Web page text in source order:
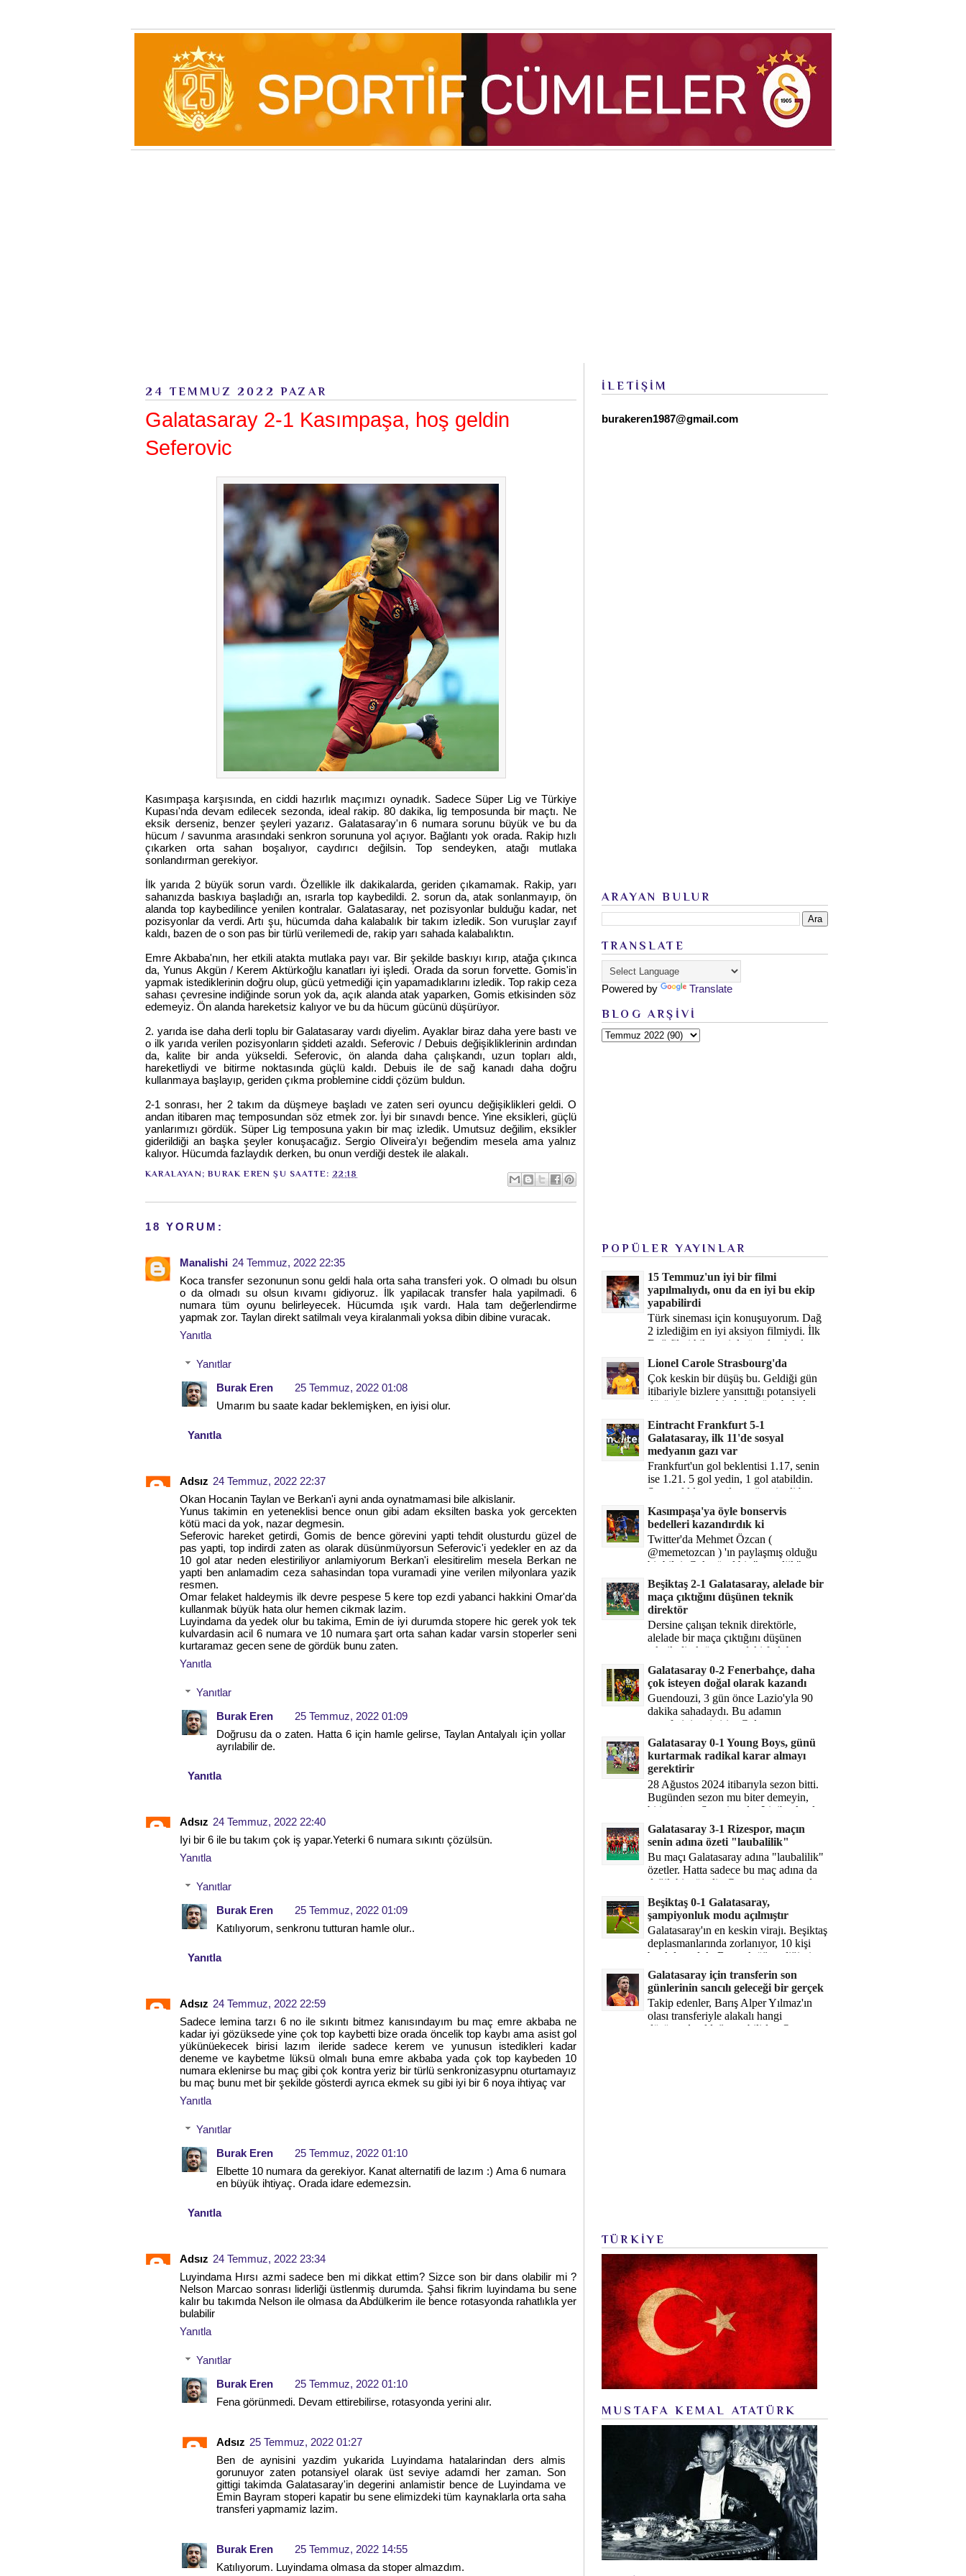
24 TEMMUZ 2022 PAZAR
Galatasaray 2-1 Kasımpaşa, hoş geldin
Seferovic
Kasımpaşa karşısında, en ciddi hazırlık maçımızı oynadık. Sadece Süper Lig ve Türkiye
Kupası'nda devam edilecek sezonda, ideal rakip. 80 dakika, lig temposunda bir maçtı. Ne
eksik derseniz, benzer şeyleri yazarız. Galatasaray'ın 6 numara sorunu büyük ve bu da
hücum / savunma arasındaki senkron sorununa yol açıyor. Bağlantı yok orada. Rakip hızlı
çıkarken orta sahan boşalıyor, caydırıcı değilsin. Top sendeyken, atağı mutlaka
sonlandırman gerekiyor.
İlk yarıda 2 büyük sorun vardı. Özellikle ilk dakikalarda, geriden çıkamamak. Rakip, yarı
sahanızda baskıya başladığı an, ısrarla top kaybedildi. 2. sorun da, atak sonlanmayıp, ön
alanda top kaybedilince yenilen kontralar. Galatasaray, net pozisyonlar bulduğu kadar, net
pozisyonlar da verdi. Artı şu, hücumda daha kalabalık bir takım izledik. Son vuruşlar zayıf
kaldı, bazen de o son pas bir türlü verilemedi de, rakip yarı sahada kalabalıktın.
Emre Akbaba'nın, her etkili atakta mutlaka payı var. Bir şekilde baskıyı kırıp, atağa çıkınca
da, Yunus Akgün / Kerem Aktürkoğlu kanatları iyi işledi. Orada da sorun forvette. Gomis'in
yapmak istediklerinin doğru olup, gücü yetmediği için yapamadıklarını izledik. Top rakip ceza
sahası çevresine indiğinde sorun yok da, açık alanda atak yaparken, Gomis etkisinden söz
edemeyiz. Ön alanda hareketsiz kalıyor ve bu da hücum gücünü düşürüyor.
2. yarıda ise daha derli toplu bir Galatasaray vardı diyelim. Ayaklar biraz daha yere bastı ve
o ilk yarıda verilen pozisyonların şiddeti azaldı. Seferovic / Debuis değişikliklerinin ardından
da, kalite bir anda yükseldi. Seferovic, ön alanda daha çalışkandı, uzun topları aldı,
hareketliydi ve bitirme noktasında güçlü kaldı. Debuis ile de sağ kanadı daha doğru
kullanmaya başlayıp, geriden çıkma problemine ciddi çözüm buldun.
2-1 sonrası, her 2 takım da düşmeye başladı ve zaten seri oyuncu değişiklikleri geldi. O
andan itibaren maç temposundan söz etmek zor. İyi bir sınavdı bence. Yine eksikleri, güçlü
yanlarımızı gördük. Süper Lig temposuna yakın bir maç izledik. Umutsuz değilim, eksikler
giderildiği an başka şeyler konuşacağız. Sergio Oliveira'yı beğendim mesela ama yalnız
kalıyor. Hücumda fazlaydık derken, bu onun verdiği destek ile alakalı.
KARALAYAN;BURAK EREN ŞU SAATTE: 22:18
18 YORUM:
Manalishi 24 Temmuz, 2022 22:35
Koca transfer sezonunun sonu geldi hala orta saha transferi yok. O olmadı bu olsun
o da olmadı su olsun kıvamı gidiyoruz. İlk yapilacak transfer hala yapilmadi. 6
numara tüm oyunu belirleyecek. Hücumda ışık vardı. Hala tam değerlendirme
yapmak zor. Taylan direkt satilmalı veya kiralanmali yoksa dibin dibine vuracak.
Yanıtla
Yanıtlar
Burak Eren
25 Temmuz, 2022 01:08
Umarım bu saate kadar beklemişken, en iyisi olur.
Yanıtla
Adsız 24 Temmuz, 2022 22:37
Okan Hocanin Taylan ve Berkan'i ayni anda oynatmamasi bile alkislanir.
Yunus takimin en yeteneklisi bence onun gibi adam eksilten baska yok gercekten
kötü maci da yok, nazar degmesin.
Seferovic hareket getirdi, Gomis de bence görevini yapti tehdit olusturdu güzel de
pas yapti, top indirdi zaten as olarak düsünmüyorsun Seferovic'i yedekler en az da
10 gol atar neden elestiriliyor anlamiyorum Berkan'i elesitirelim mesela Berkan ne
yapti ben anlamadim ceza sahasindan topa vuramadi yine verilen milyonlara yazik
resmen.
Omar felaket haldeymis ilk devre pespese 5 kere top ezdi yabanci hakkini Omar'da
kullanmak büyük hata olur hemen cikmak lazim.
Luyindama da yedek olur bu takima, Emin de iyi durumda stopere hic gerek yok tek
kulvardasin acil 6 numara ve 10 numara şart orta sahan kadar varsin stoperler seni
kurtaramaz gecen sene de gördük bunu zaten.
Yanıtla
Yanıtlar
Burak Eren
25 Temmuz, 2022 01:09
Doğrusu da o zaten. Hatta 6 için hamle gelirse, Taylan Antalyalı için yollar
ayrılabilir de.
Yanıtla
Adsız 24 Temmuz, 2022 22:40
Iyi bir 6 ile bu takım çok iş yapar.Yeterki 6 numara sıkıntı çözülsün.
Yanıtla
Yanıtlar
Burak Eren
25 Temmuz, 2022 01:09
Katılıyorum, senkronu tutturan hamle olur..
Yanıtla
Adsız 24 Temmuz, 2022 22:59
Sadece lemina tarzı 6 no ile sıkıntı bitmez kanısındayım bu maç emre akbaba ne
kadar iyi gözüksede yine çok top kaybetti bize orada öncelik top kaybı ama asist gol
yükünüekecek birisi lazım ileride sadece kerem ve yunusun istedikleri kadar
deneme ve kaybetme lüksü olmalı buna emre akbaba yada çok top kaybeden 10
numara eklenirse bu maç gibi çok kontra yeriz bir türlü senkronizasypnu oturtamayız
bu maç bunu met bir şekilde gösterdi ayrıca ekmek su gibi iyi bir 6 noya ihtiyaç var
Yanıtla
Yanıtlar
Burak Eren
25 Temmuz, 2022 01:10
Elbette 10 numara da gerekiyor. Kanat alternatifi de lazım :) Ama 6 numara
en büyük ihtiyaç. Orada idare edemezsin.
Yanıtla
Adsız 24 Temmuz, 2022 23:34
Luyindama Hırsı azmi sadece ben mi dikkat ettim? Sizce son bir dans olabilir mi ?
Nelson Marcao sonrası liderliği üstlenmiş durumda. Şahsi fikrim luyindama bu sene
kalır bu takımda Nelson ile olmasa da Abdülkerim ile bence rotasyonda rahatlıkla yer
bulabilir
Yanıtla
Yanıtlar
Burak Eren
25 Temmuz, 2022 01:10
Fena görünmedi. Devam ettirebilirse, rotasyonda yerini alır.
Adsız 25 Temmuz, 2022 01:27
Ben de aynisini yazdim yukarida Luyindama hatalarindan ders almis
gorunuyor zaten potansiyel olarak üst seviye adamdi her zaman. Son
gittigi takimda Galatasaray'in degerini anlamistir bence de Luyindama ve
Emin Bayram stoperi kapatir bu sene elimizdeki tüm kaynaklarla orta saha
transferi yapmamiz lazim.
Burak Eren
25 Temmuz, 2022 14:55
Katılıyorum. Luyindama olmasa da stoper almazdım.
İLETİŞİM
burakeren1987@gmail.com
ARAYAN BULUR
TRANSLATE
Powered by Translate
BLOG ARŞİVİ
POPÜLER YAYINLAR
15 Temmuz'un iyi bir filmi
yapılmalıydı, onu da en iyi bu ekip
yapabilirdi
Türk sineması için konuşuyorum. Dağ
2 izlediğim en iyi aksiyon filmiydi. İlk
Dağ filmi hikayesiyle ön plandaydı,
Dağ 2 ise belki o hika...
Lionel Carole Strasbourg'da
Çok keskin bir düşüş bu. Geldiği gün
itibariyle bizlere yansıttığı potansiyeli
düşünüyorum, bir de bugüne bakalım.
Eintracht Frankfurt 5-1
Galatasaray, ilk 11'de sosyal
medyanın gazı var
Frankfurt'un gol beklentisi 1.17, senin
ise 1.21. 5 gol yedin, 1 gol atabildin.
Şanssızlıkla mı anlatacağız şimdi bu
durumu? Rakibin 5 ş...
Kasımpaşa'ya öyle bonservis
bedelleri kazandırdık ki
Twitter'da Mehmet Özcan (
@memetozcan ) 'ın paylaşmış olduğu
bir bilgi. Çok güzel bir "nostaljik" pas
diyelim. Kasımpaşa...
Beşiktaş 2-1 Galatasaray, alelade bir
maça çıktığını düşünen teknik
direktör
Dersine çalışan teknik direktörle,
alelade bir maça çıktığını düşünen
teknik direktör arasındaki fark bu
işte. Solskjaer'in çalıştığı de...
Galatasaray 0-2 Fenerbahçe, daha
çok isteyen doğal olarak kazandı
Guendouzi, 3 gün önce Lazio'yla 90
dakika sahadaydı. Bu adamın
transferini yetiştirip, Galatasaray
karşısında 11 oynamasını sağlıyorsun....
Galatasaray 0-1 Young Boys, günü
kurtarmak radikal karar almayı
gerektirir
28 Ağustos 2024 itibarıyla sezon bitti.
Bugünden sezon mu biter demeyin,
bitiyor işte. Şampiyonlar Ligi'ne katılım
hakkı senin misyonun ...
Galatasaray 3-1 Rizespor, maçın
senin adına özeti "laubalilik"
Bu maçı Galatasaray adına "laubalilik"
özetler. Hatta sadece bu maç adına da
değil, bir süredir. Geçen 4 maçta sadece
1 gol yedin ...
Beşiktaş 0-1 Galatasaray,
şampiyonluk modu açılmıştır
Galatasaray'ın en keskin virajı. Beşiktaş
deplasmanlarında zorlanıyor, 10 kişi
bırakılıyorduk. Bu artık öğrendiğimiz
bir gerçek. Sane...
Galatasaray için transferin son
günlerinin sancılı geleceği bir gerçek
Takip edenler, Barış Alper Yılmaz'ın
olası transferiyle alakalı hangi
düşüncede olduğumu bilirler. O
TÜRKİYE
MUSTAFA KEMAL ATATÜRK